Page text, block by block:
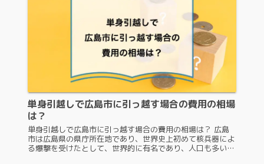
単身引越しで広島市に引っ越す場合の費用の相場
は？
単身引越しで広島市に引っ越す場合の費用の相場は？ 広島
市は広島県の県庁所在地であり、世界史上初めて核兵器によ
る爆撃を受けたとして、世界的に有名であり、人口も多いの